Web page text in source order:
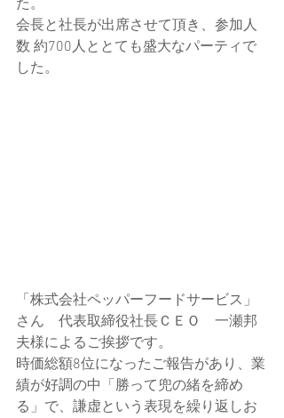
た。
会長と社長が出席させて頂き、参加人
数 約700人ととても盛大なパーティで
した。
「株式会社ペッパーフードサービス」
さん　代表取締役社長ＣＥＯ　一瀬邦
夫様によるご挨拶です。
時価総額8位になったご報告があり、業
績が好調の中「勝って兜の緒を締め
る」で、謙虚という表現を繰り返しお